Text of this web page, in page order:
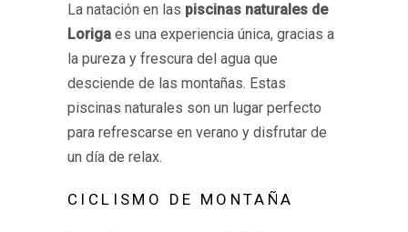
La natación en las piscinas naturales de
Loriga es una experiencia única, gracias a
la pureza y frescura del agua que
desciende de las montañas. Estas
piscinas naturales son un lugar perfecto
para refrescarse en verano y disfrutar de
un día de relax.
CICLISMO DE MONTAÑA